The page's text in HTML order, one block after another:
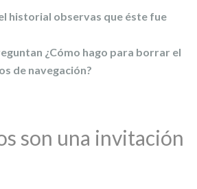
historial observas que éste fue
¿Cómo hago para borrar el
de navegación?
son una invitación